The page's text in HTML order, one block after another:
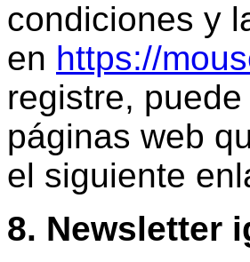
condiciones y
en https://
registre,
páginas web
el siguiente
8. Newsletter